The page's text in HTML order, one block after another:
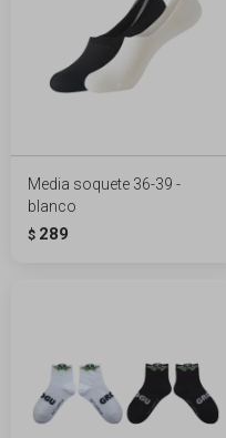
Media soquete 36-39 -
blanco
$ 289